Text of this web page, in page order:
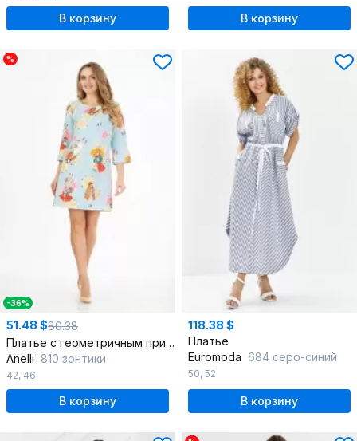
В корзину В корзину
%
-36%
51.48 $80.38
Платье с геометричным принтом и разрезом в юбке
Anelli 810 зонтики
42, 46
В корзину
118.38 $
Платье
Euromoda 684 серо-синий
50, 52
В корзину